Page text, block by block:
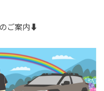
ご案内⬇️